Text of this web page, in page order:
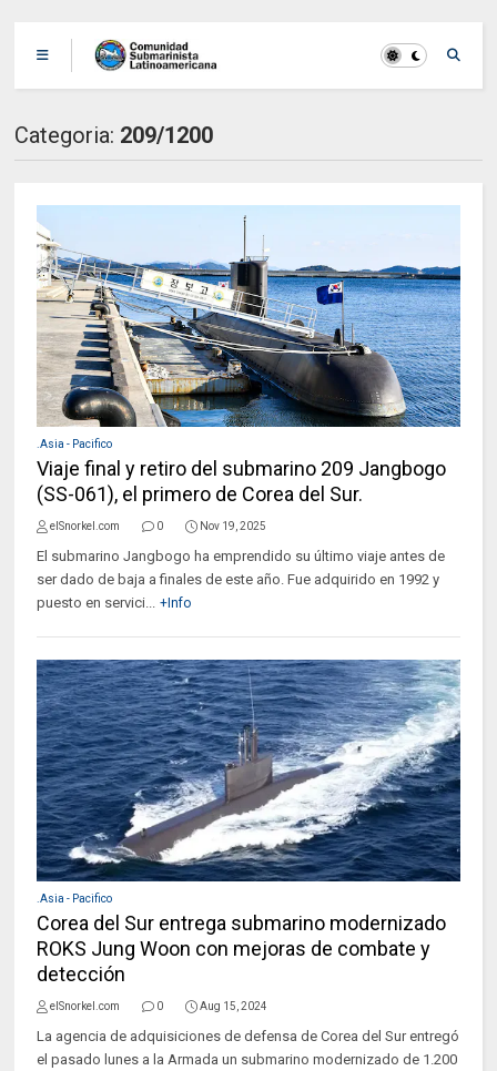
Categoria: 209/1200
.Asia - Pacifico
Viaje final y retiro del submarino 209 Jangbogo
(SS-061), el primero de Corea del Sur.
elSnorkel.com 0 Nov 19, 2025
El submarino Jangbogo ha emprendido su último viaje antes de
ser dado de baja a finales de este año. Fue adquirido en 1992 y
puesto en servici... +Info
.Asia - Pacifico
Corea del Sur entrega submarino modernizado
ROKS Jung Woon con mejoras de combate y
detección
elSnorkel.com 0 Aug 15, 2024
La agencia de adquisiciones de defensa de Corea del Sur entregó
el pasado lunes a la Armada un submarino modernizado de 1.200